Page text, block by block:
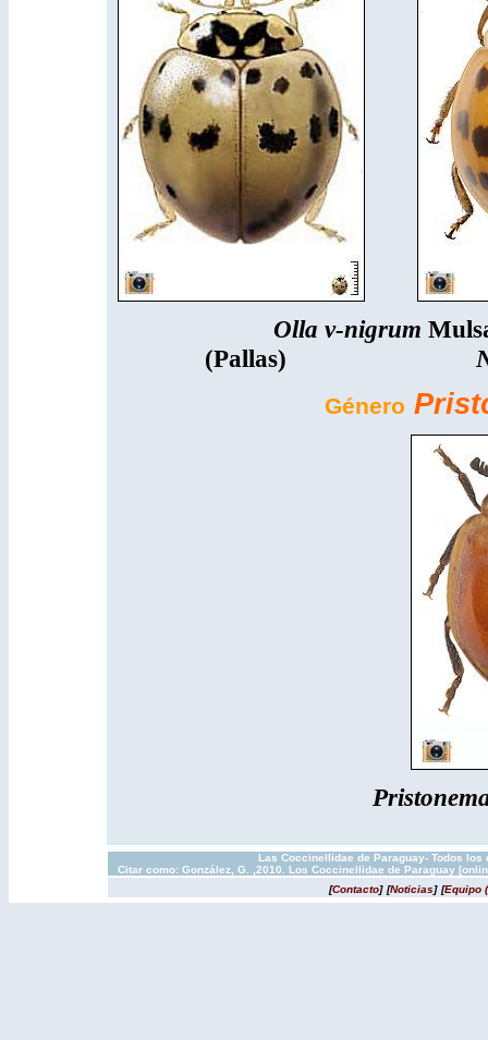
Olla v-nigrum
(Pallas)
Neda
Género
Las Coccinellidae de Paraguay- Todos
Citar como: González, G. ,2010. Los Coccinellidae de Paraguay
[Contacto] [Noticias] [Equipo